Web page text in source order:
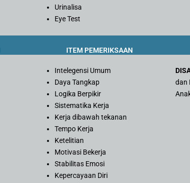
Urinalisa
Eye Test
ITEM PEMERIKSAAN
Intelegensi Umum
Daya Tangkap
Logika Berpikir
Sistematika Kerja
Kerja dibawah tekanan
Tempo Kerja
Ketelitian
Motivasi Bekerja
Stabilitas Emosi
Kepercayaan Diri
dan